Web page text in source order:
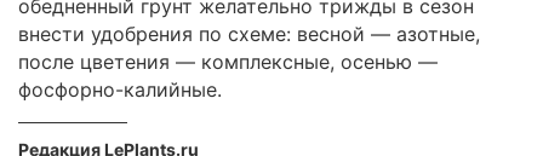
обедненный грунт желательно трижды в сезон
внести удобрения по схеме: весной — азотные,
после цветения — комплексные, осенью —
фосфорно-калийные.
Редакция LePlants.ru